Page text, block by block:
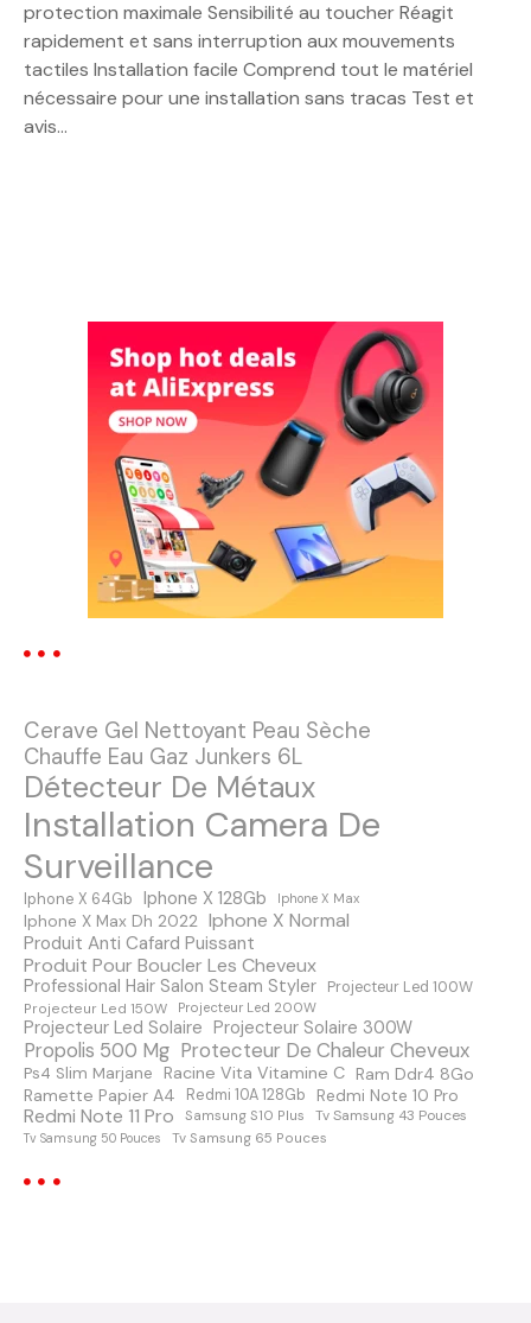
protection maximale Sensibilité au toucher Réagit
rapidement et sans interruption aux mouvements
tactiles Installation facile Comprend tout le matériel
nécessaire pour une installation sans tracas Test et
avis…
o
d
e
s
m
e
s
s
a
g
e
Cerave Gel Nettoyant Peau Sèche
Chauffe Eau Gaz Junkers 6L
Détecteur De Métaux
Installation Camera De
Surveillance
Iphone X 64Gb Iphone X 128Gb Iphone X Max
Iphone X Max Dh 2022 Iphone X Normal
Produit Anti Cafard Puissant
Produit Pour Boucler Les Cheveux
Professional Hair Salon Steam Styler
Projecteur Led 100W
Projecteur Led 150W
Projecteur Led 200W
Projecteur Led Solaire Projecteur Solaire 300W
Propolis 500 Mg Protecteur De Chaleur Cheveux
Ps4 Slim Marjane Racine Vita Vitamine C Ram Ddr4 8Go
Ramette Papier A4
Redmi 10A 128Gb Redmi Note 10 Pro
Redmi Note 11 Pro Samsung S10 Plus Tv Samsung 43 Pouces
Tv Samsung 50 Pouces Tv Samsung 65 Pouces